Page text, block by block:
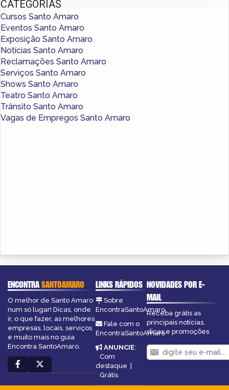
CATEGORIAS
Cursos Santo Amaro
Eventos Santo Amaro
Exposição Santo Amaro
Notícias Santo Amaro
Reclamações Santo Amaro
Serviços Santo Amaro
Shows Santo Amaro
Teatro Santo Amaro
Trânsito Santo Amaro
Vagas de Empregos Santo Amaro
ENCONTRASANTOAMARO
O melhor de Santo Amaro
num só lugar! Dicas, onde
ir, o que fazer, as melhores
empresas, locais, serviços
e muito mais no guia
Encontra SantoAmaro.
LINKS RÁPIDOS
Sobre
EncontraSantoAmaro
Fale com o
EncontraSantoAmaro
ANUNCIE:
Com
destaque
Grátis
NOVIDADES POR E-
MAIL
Receba grátis as
principais notícias,
dicas e promoções